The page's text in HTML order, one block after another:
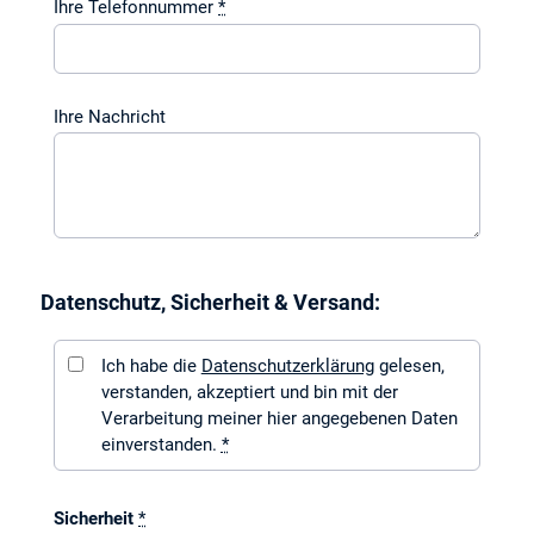
Ihre Telefonnummer*
Ihre Nachricht
Datenschutz, Sicherheit & Versand:
Ich habe die Datenschutzerklärunggelesen,
verstanden, akzeptiert und bin mit der
Verarbeitung meiner hier angegebenen Daten
einverstanden. *
Sicherheit *